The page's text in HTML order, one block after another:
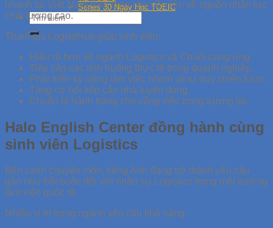
Series 30 Ngày Học TOEIC
nhanh tại Việt Nam, kéo theo nhu cầu lớn về nguồn nhân lực
chất lượng cao.
Tham gia LogistiHub giúp sinh viên:
Hiểu rõ hơn về ngành Logistics và Chuỗi cung ứng.
Tiếp cận các tình huống thực tế trong doanh nghiệp.
Phát triển kỹ năng làm việc nhóm và tư duy chiến lược.
Tăng cơ hội tiếp cận nhà tuyển dụng.
Chuẩn bị hành trang cho công việc trong tương lai.
Halo English Center đồng hành cùng
sinh viên Logistics
Bên cạnh chuyên môn, tiếng Anh đang trở thành yêu cầu
gần như bắt buộc đối với nhân sự Logistics trong môi trường
làm việc quốc tế.
Nhiều vị trí trong ngành yêu cầu khả năng: